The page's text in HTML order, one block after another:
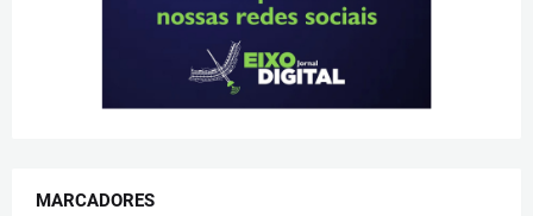
MARCADORES